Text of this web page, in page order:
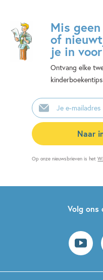
Mis
of
je in
Ontvang elke
E-
mailadres
Naar
Op onze nieuwsbrieven is het
Volg ons